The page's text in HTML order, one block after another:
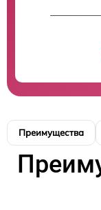
Преимущества